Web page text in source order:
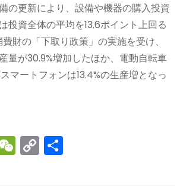
の更新により、設備や機器の購入投資
投資全体の平均を13.6ポイント上回る
財の「下取り政策」の実施を受け、
量が30.9%増加したほか、電動自転車
マートフォンは13.4%の生産増となっ
W
e
C
o